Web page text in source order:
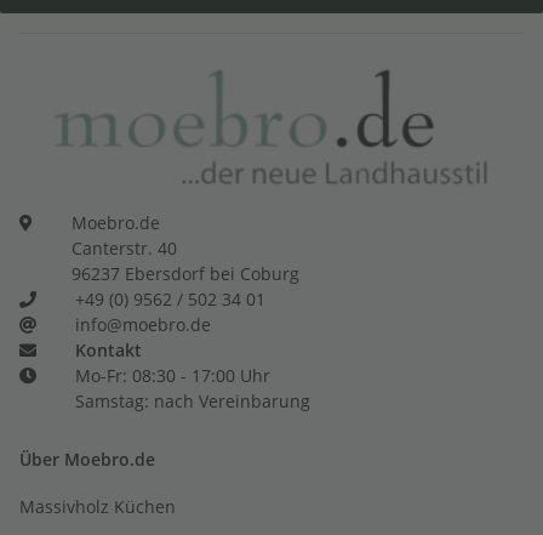
Moebro.de
Canterstr. 40
96237 Ebersdorf bei Coburg
+49 (0) 9562 / 502 34 01
info@moebro.de
Kontakt
Mo-Fr: 08:30 - 17:00 Uhr
Samstag: nach Vereinbarung
Über Moebro.de
Massivholz Küchen